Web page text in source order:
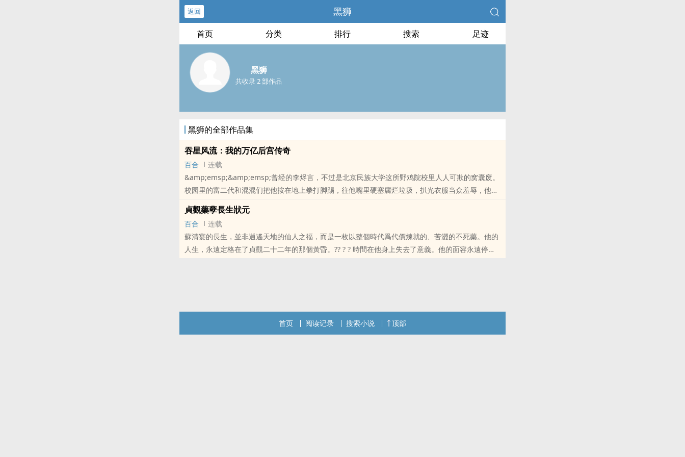
返回 黑狮
首页 分类 排行 搜索 足迹
黑狮
共收录 2 部作品
黑狮的全部作品集
吞星风流：我的万亿后宫传奇
百合
连载
&amp;emsp;&amp;emsp;曾经的李烬言，不过是北京民族大学这所野鸡院校里人人可欺的窝囊废。
校园里的富二代和混混们把他按在地上拳打脚踢，往他嘴里硬塞腐烂垃圾，扒光衣服当众羞辱，他只
忍受着屈辱带来的隐秘渴望。直到河北十渡那场意外，他误吞了从天而降的克洛坦星三级文明星核，
冰冷威严的星核
本站提示：各位书友要是觉得《吞星风流：我的万亿后宫传奇》还不错的话请不要忘记向您QQ群和
微博里的朋友推荐哦！
貞觀藥孽長生狀元
百合
连载
蘇清宴的長生，並非逍遙天地的仙人之福，而是一枚以整個時代爲代價煉就的、苦澀的不死藥。他的
人生，永遠定格在了貞觀二十二年的那個黃昏。?? ? ? 時間在他身上失去了意義。他的面容永遠停留
首页 阅读记录 搜索小说 顶部